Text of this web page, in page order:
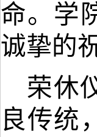
命。学
诚挚的
荣休
良传统